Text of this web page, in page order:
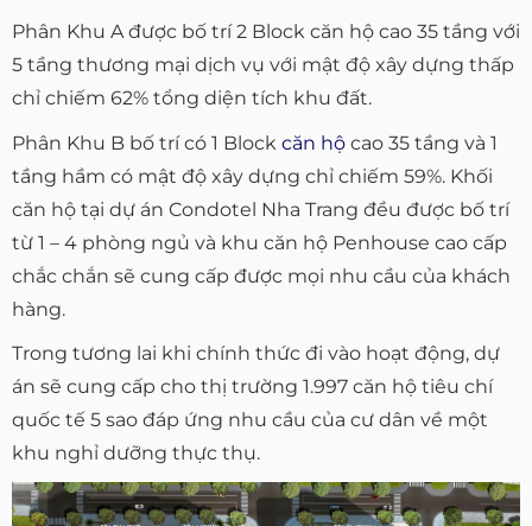
Phân Khu A được bố trí 2 Block căn hộ cao 35 tầng với
5 tầng thương mại dịch vụ với mật độ xây dựng thấp
chỉ chiếm 62% tổng diện tích khu đất.
Phân Khu B bố trí có 1 Block căn hộ cao 35 tầng và 1
tầng hầm có mật độ xây dựng chỉ chiếm 59%. Khối
căn hộ tại dự án Condotel Nha Trang đều được bố trí
từ 1 – 4 phòng ngủ và khu căn hộ Penhouse cao cấp
chắc chắn sẽ cung cấp được mọi nhu cầu của khách
hàng.
Trong tương lai khi chính thức đi vào hoạt động, dự
án sẽ cung cấp cho thị trường 1.997 căn hộ tiêu chí
quốc tế 5 sao đáp ứng nhu cầu của cư dân về một
khu nghỉ dưỡng thực thụ.